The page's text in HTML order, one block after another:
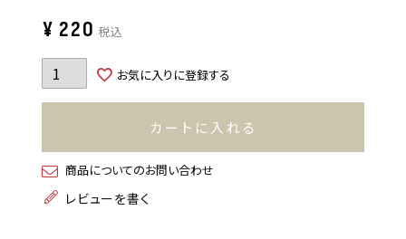
¥ 220 税込
お気に入りに登録する
カートに入れる
商品についてのお問い合わせ
レビューを書く